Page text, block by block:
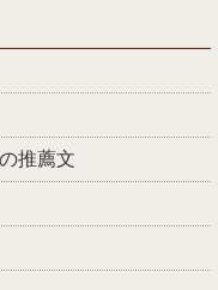
推薦文